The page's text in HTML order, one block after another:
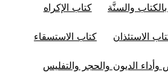
والسنَّة كتاب الإكراه
الاستئذان كتاب الاستسقاء
وأداء الديون والحجر والتفليس